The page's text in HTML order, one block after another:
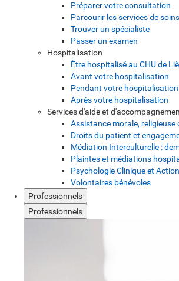
Préparer votre consultation
Parcourir les services de soins
Trouver un spécialiste
Passer un examen
Hospitalisation
Être hospitalisé au CHU de
Avant votre hospitalisation
Pendant votre hospitalisation
Après votre hospitalisation
Services d'aide et
Assistance morale, religieuse
Droits du patient et
Médiation Interculturelle :
Plaintes et médiations
Psychologie Clinique et
Volontaires bénévoles
Professionnels
Professionnels